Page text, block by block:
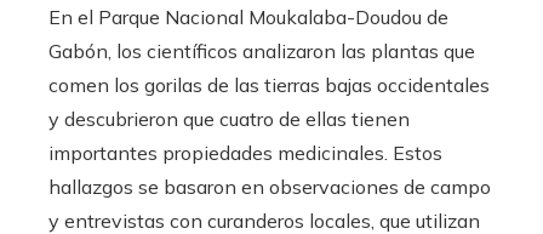
En el Parque Nacional Moukalaba-Doudou de
Gabón, los científicos analizaron las plantas que
comen los gorilas de las tierras bajas occidentales
y descubrieron que cuatro de ellas tienen
importantes propiedades medicinales. Estos
hallazgos se basaron en observaciones de campo
y entrevistas con curanderos locales, que utilizan